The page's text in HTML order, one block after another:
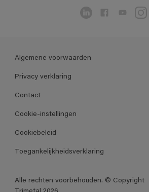
Algemene voorwaarden
Privacy verklaring
Contact
Cookie-instellingen
Cookiebeleid
Toegankelijkheidsverklaring
Alle rechten voorbehouden. © Copyright